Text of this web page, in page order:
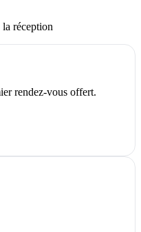
réception
rendez-vous offert.